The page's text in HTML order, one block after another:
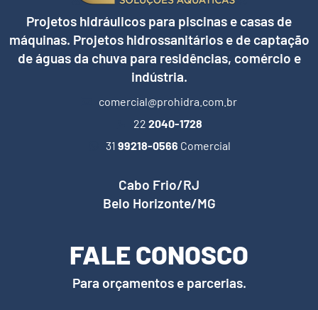
Projetos hidráulicos para piscinas e casas de
máquinas. Projetos hidrossanitários e de captação
de águas da chuva para residências, comércio e
indústria.
comercial@prohidra.com.br
22 2040-1728
31 99218-0566 Comercial
Cabo Frio/RJ
Belo Horizonte/MG
FALE CONOSCO
Para orçamentos e parcerias.